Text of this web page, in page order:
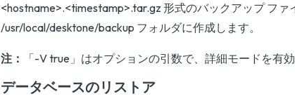
<hostname>.<timestamp>.tar.gz 形式のバックアップ ファ
/usr/local/desktone/backup フォルダに作成します。
注： 「-V true」はオプションの引数で、詳細モードを有効
データベースのリストア